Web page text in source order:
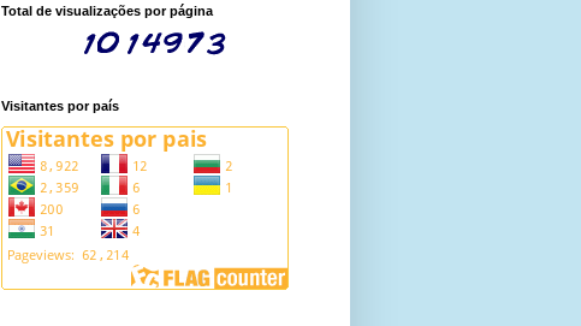
Total de visualizações por página
Visitantes por país